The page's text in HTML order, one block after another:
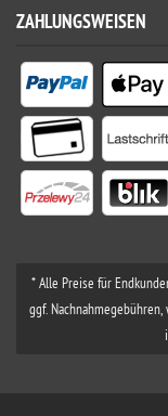
ZAHLUNGSWEISEN
* Alle Preise für
ggf.